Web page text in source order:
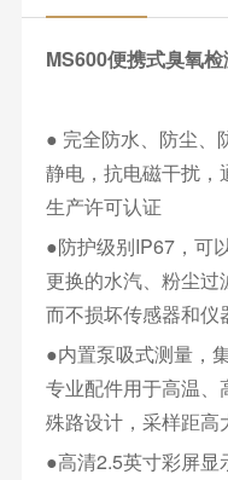
MS600便携式臭氧检
● 完全防水、防尘、
静电，抗电磁干扰
生产许可认证
●防护级别IP67，可
更换的水汽、粉尘过
而不损坏传感器和仪
●内置泵吸式测量，
专业配件用于高温、
殊路设计，采样距高
●高清2.5英寸彩屏显